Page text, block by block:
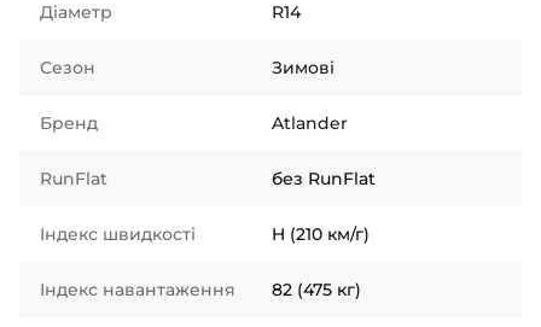
Діаметр R14
Сезон Зимові
Бренд Atlander
RunFlat без RunFlat
Індекс швидкості H (210 км/г)
Індекс навантаження 82 (475 кг)